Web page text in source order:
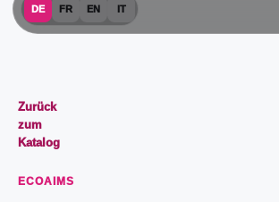
DE FR EN IT
Zurück
zum
Katalog
ECOAIMS